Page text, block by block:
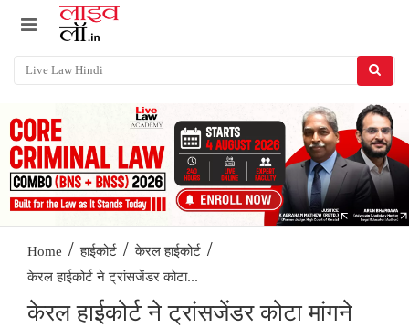
Home / हाईकोर्ट / केरल हाईकोर्ट /
केरल हाईकोर्ट ने ट्रांसजेंडर कोटा...
केरल हाईकोर्ट ने ट्रांसजेंडर कोटा मांगने